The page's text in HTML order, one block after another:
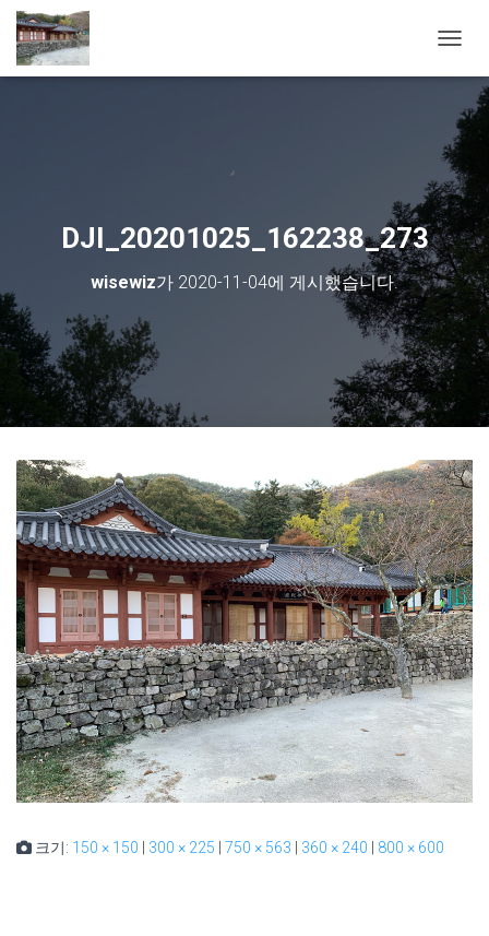
DJI_20201025_162238_273
wisewiz가 2020-11-04에 게시했습니다.
크기: 150 × 150 | 300 × 225 | 750 × 563 | 360 × 240 | 800 × 600